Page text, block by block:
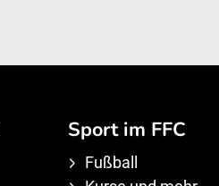
Sport im FFC
Fußball